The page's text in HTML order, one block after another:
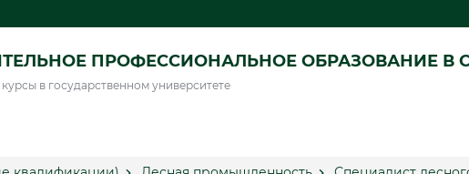
ПРОФЕССИОНАЛЬНОЕ ОБРАЗОВАНИЕ
в государственном университете